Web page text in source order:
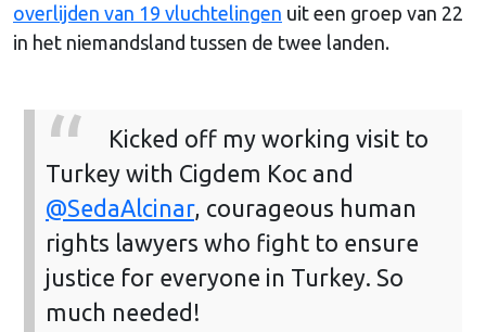
overlijden van 19 vluchtelingen uit een groep van 22
in het niemandsland tussen de twee landen.
Kicked off my working visit to
Turkey with Cigdem Koc and
@SedaAlcinar, courageous human
rights lawyers who fight to ensure
justice for everyone in Turkey. So
much needed!